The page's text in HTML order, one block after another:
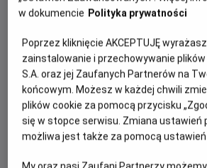
Robert Zemeckis Robert
Christopher Lloyd, Michael J. Fox, Mary
OPIS WYDARZENIA
W trzeciej części serii „Powrót do
Marty McFly (Michael J. Fox) musi
Dzikiego Zachodu z 1885 roku, aby
przyjaciela, doktora Browna
się dowiedział, czeka na śmiertelny
okrutnych przodków złoczyńcy Biffa.
w dokumencie Polityka prywatności
Poprzez kliknięcie AKCEPTUJĘ
zainstalowanie i przechowywanie
S.A. oraz jej Zaufanych Partnerów na
końcowym. Możesz w każdej chwili
plików cookie za pomocą przycisku
się w stopce serwisu. Zmiana ustawień
możliwa jest także za pomocą ustawień